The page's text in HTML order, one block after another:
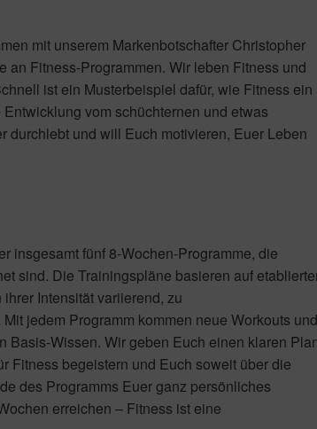
mit unserem Markenbotschafter Christopher
Fitness-Programmen. Wir leben Fitness und
ist ein Musterbeispiel dafür, wie Fitness ein
vom schüchternen und etwas
und will Euch motivieren, Euer Leben
insgesamt fünf 8-Wochen-Programme, die
sind. Die Trainingspläne basieren auf
Intensität variierend, zu
jedem Programm kommen neue Workouts und
Basis-Wissen. Wir geben Euch einen klaren
Fitness begeistern und Euch soweit über die
des Programms Euer ganz persönliches
erreichen – Fitness ist eine